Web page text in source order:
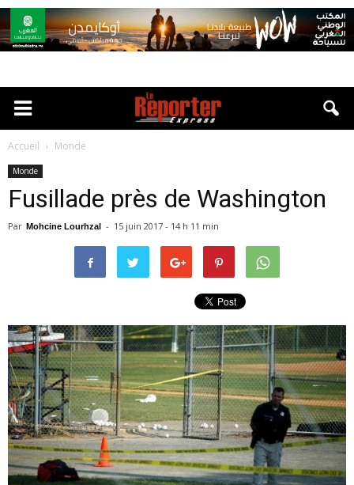
Accueil Monde
Monde
Fusillade près de Washington
Par Mohcine Lourhzal - 15 juin 2017 - 14 h 11 min